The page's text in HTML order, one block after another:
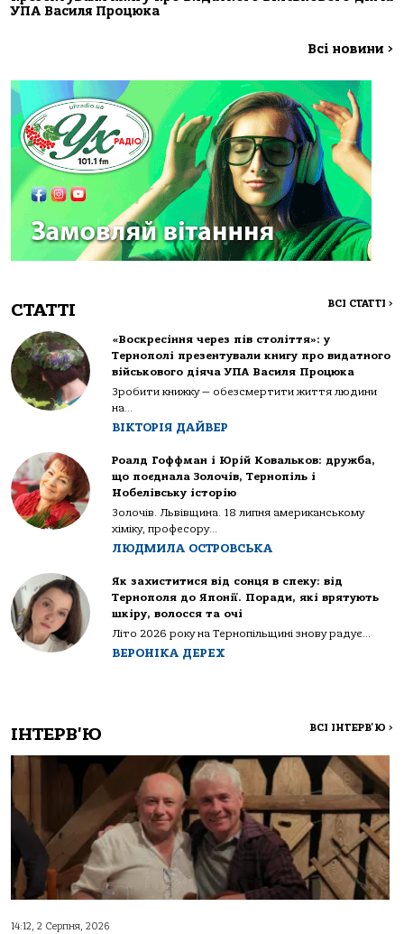
УПА Василя Процюка
Всі новини >
СТАТТІ ВСІ СТАТТІ >
«Воскресіння через пів століття»: у
Тернополі презентували книгу про видатного
військового діяча УПА Василя Процюка
Зробити книжку — обезсмертити життя людини
на...
ВІКТОРІЯ ДАЙВЕР
Роалд Гоффман і Юрій Ковальков: дружба,
що поєднала Золочів, Тернопіль і
Нобелівську історію
Золочів. Львівщина. 18 липня американському
хіміку, професору...
ЛЮДМИЛА ОСТРОВСЬКА
Як захиститися від сонця в спеку: від
Тернополя до Японії. Поради, які врятують
шкіру, волосся та очі
Літо 2026 року на Тернопільщині знову радує...
ВЕРОНІКА ДЕРЕХ
ІНТЕРВ'Ю ВСІ ІНТЕРВ'Ю >
14:12, 2 Серпня, 2026